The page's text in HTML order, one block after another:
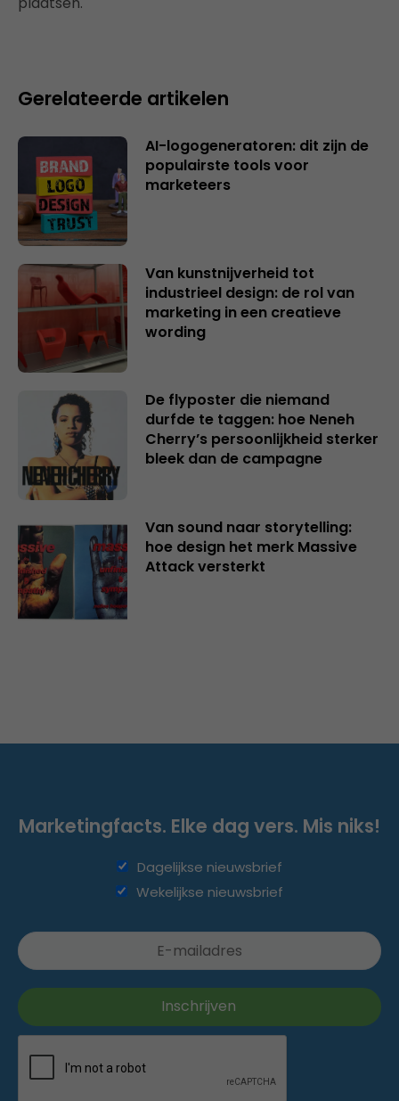
Gerelateerde artikelen
AI-logogeneratoren: dit zijn de
populairste tools voor
marketeers
Van kunstnijverheid tot
industrieel design: de rol van
marketing in een creatieve
wording
De flyposter die niemand
durfde te taggen: hoe Neneh
Cherry’s persoonlijkheid sterker
bleek dan de campagne
Van sound naar storytelling:
hoe design het merk Massive
Attack versterkt
Marketingfacts. Elke dag vers. Mis niks!
Dagelijkse nieuwsbrief
Wekelijkse nieuwsbrief